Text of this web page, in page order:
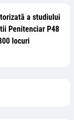
a studiului
Penitenciar P48
locuri